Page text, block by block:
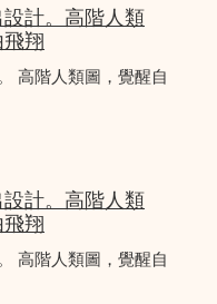
計。高階人類
翔
高階人類圖，覺醒自
計。高階人類
翔
高階人類圖，覺醒自